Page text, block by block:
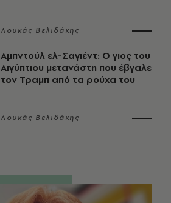
Λουκάς Βελιδάκης
Αμπντούλ ελ-Σαγιέντ: Ο γιος του
Αιγύπτιου μετανάστη που έβγαλε
τον Τραμπ από τα ρούχα του
Λουκάς Βελιδάκης